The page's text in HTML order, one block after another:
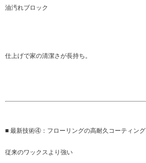
油汚れブロック
仕上げで家の清潔さが長持ち。
■ 最新技術④：フローリングの高耐久コーティング
従来のワックスより強い